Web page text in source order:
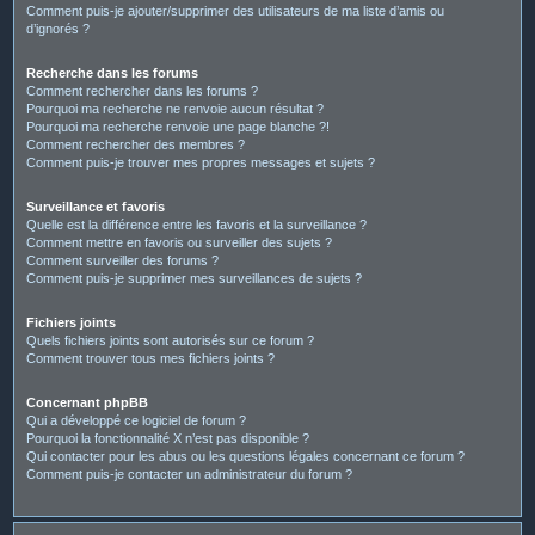
Comment puis-je ajouter/supprimer des utilisateurs de ma liste d’amis ou
d’ignorés ?
Recherche dans les forums
Comment rechercher dans les forums ?
Pourquoi ma recherche ne renvoie aucun résultat ?
Pourquoi ma recherche renvoie une page blanche ?!
Comment rechercher des membres ?
Comment puis-je trouver mes propres messages et sujets ?
Surveillance et favoris
Quelle est la différence entre les favoris et la surveillance ?
Comment mettre en favoris ou surveiller des sujets ?
Comment surveiller des forums ?
Comment puis-je supprimer mes surveillances de sujets ?
Fichiers joints
Quels fichiers joints sont autorisés sur ce forum ?
Comment trouver tous mes fichiers joints ?
Concernant phpBB
Qui a développé ce logiciel de forum ?
Pourquoi la fonctionnalité X n’est pas disponible ?
Qui contacter pour les abus ou les questions légales concernant ce forum ?
Comment puis-je contacter un administrateur du forum ?